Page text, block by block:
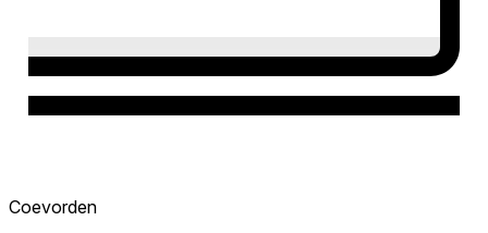
Coevorden